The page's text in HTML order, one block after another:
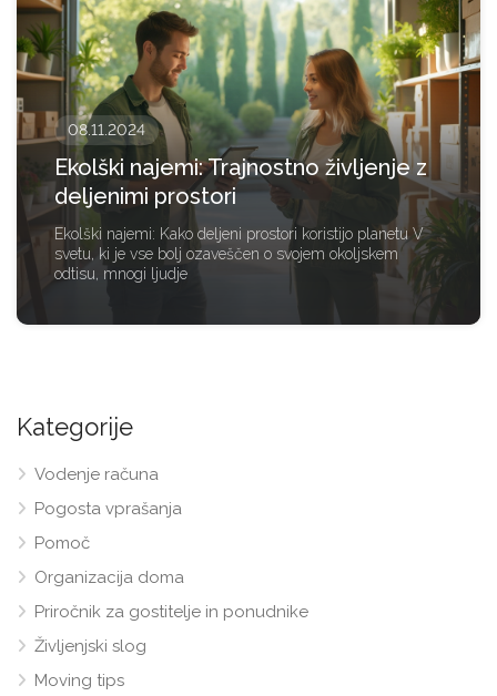
08.11.2024
Ekolški najemi: Trajnostno življenje z
deljenimi prostori
Ekolški najemi: Kako deljeni prostori koristijo planetu V
svetu, ki je vse bolj ozaveščen o svojem okoljskem
odtisu, mnogi ljudje
Kategorije
Vodenje računa
Pogosta vprašanja
Pomoč
Organizacija doma
Priročnik za gostitelje in ponudnike
Življenjski slog
Moving tips